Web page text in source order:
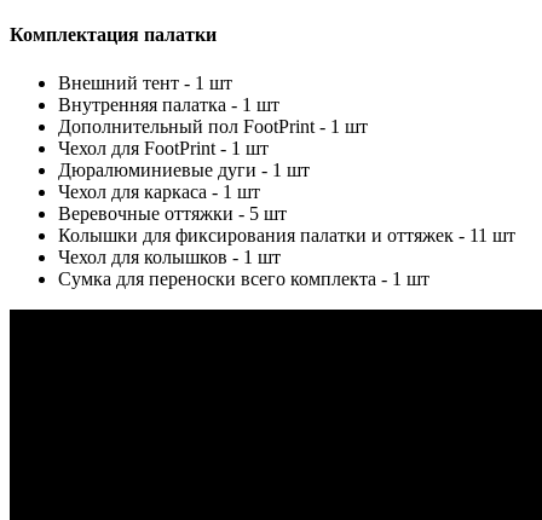
Комплектация палатки
Внешний тент - 1 шт
Внутренняя палатка - 1 шт
Дополнительный пол FootPrint - 1 шт
Чехол для FootPrint - 1 шт
Дюралюминиевые дуги - 1 шт
Чехол для каркаса - 1 шт
Веревочные оттяжки - 5 шт
Колышки для фиксирования палатки и оттяжек - 11 шт
Чехол для колышков - 1 шт
Сумка для переноски всего комплекта - 1 шт